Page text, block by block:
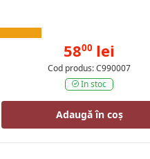
5800 lei
Cod produs: C990007
In stoc
Adaugă în coș